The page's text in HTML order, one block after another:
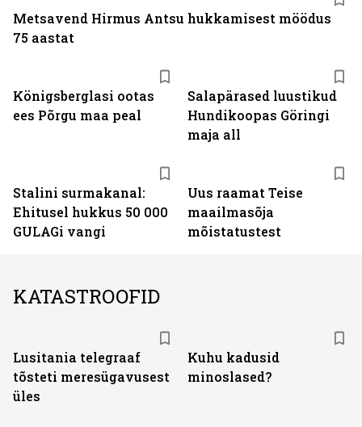
Königsberglasi ootas
ees Põrgu maa peal
Salapärased luustikud
Hundikoopas Göringi
maja all
Stalini surmakanal:
Ehitusel hukkus 50 000
GULAGi vangi
Uus raamat Teise
maailmasõja
mõistatustest
Metsavend Hirmus Antsu hukkamisest möödus
75 aastat
KATASTROOFID
Lusitania telegraaf
tõsteti meresügavusest
üles
Kuhu kadusid
minoslased?